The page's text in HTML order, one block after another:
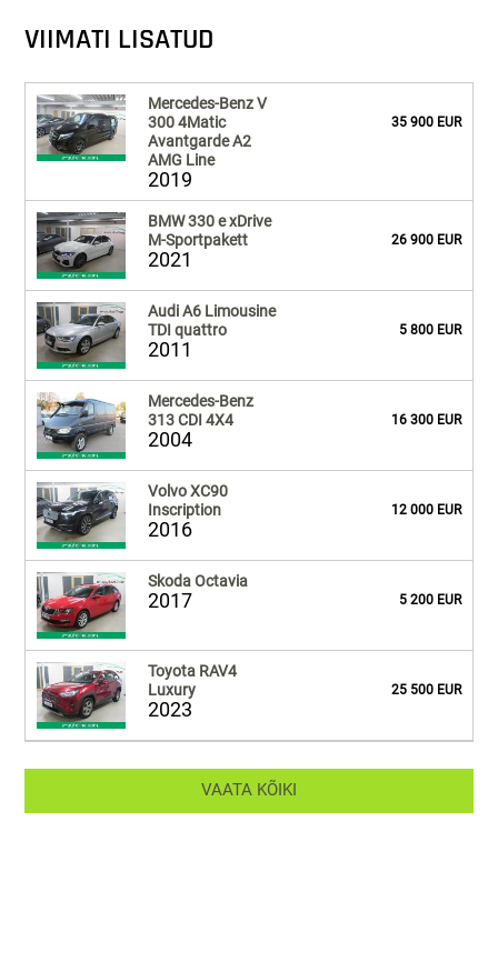
VIIMATI LISATUD
Mercedes-Benz V
300 4Matic
Avantgarde A2
AMG Line
2019
35 900 EUR
BMW 330 e xDrive
M-Sportpakett
2021
26 900 EUR
Audi A6 Limousine
TDI quattro
2011
5 800 EUR
Mercedes-Benz
313 CDI 4X4
2004
16 300 EUR
Volvo XC90
Inscription
2016
12 000 EUR
Skoda Octavia
2017 5 200 EUR
Toyota RAV4
Luxury
2023
25 500 EUR
VAATA KÕIKI